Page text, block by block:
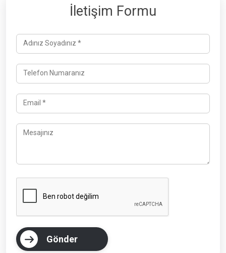
İletişim Formu
Adınız Soyadınız *
Telefon Numaranız
Email *
Mesajınız
Gönder